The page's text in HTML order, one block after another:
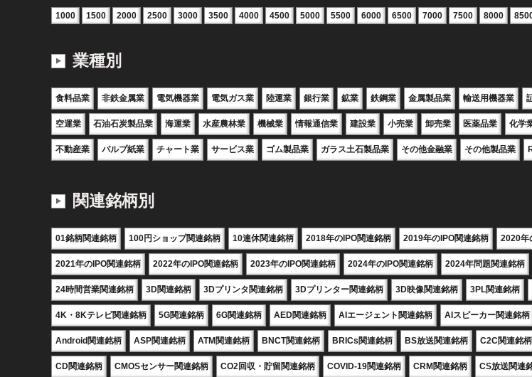
1000 1500 2000 2500 3000 3500 4000 4500 5000 5500 6000 6500 7000 7500 8000
業種別
食料品業 非鉄金属業 電気機器業 電気ガス業 陸運業 銀行業 鉱業 鉄鋼業 金属製品業 輸送用機器業
空運業 石油石炭製品業 海運業 水産農林業 機械業 情報通信業 建設業 小売業 卸売業 医薬品業 化学
不動産業 パルプ紙業 チャート業 サービス業 ゴム製品業 ガラス土石製品業 その他金融業 その他製品業
関連銘柄別
01銘柄関連銘柄 100円ショップ関連銘柄 10連休関連銘柄 2018年のIPO関連銘柄 2019年のIPO関連銘柄 2020年
2021年のIPO関連銘柄 2022年のIPO関連銘柄 2023年のIPO関連銘柄 2024年のIPO関連銘柄 2024年問題関連銘柄
24時間営業関連銘柄 3D関連銘柄 3Dプリンタ関連銘柄 3Dプリンター関連銘柄 3D映像関連銘柄 3PL関連銘柄
4K・8Kテレビ関連銘柄 5G関連銘柄 6G関連銘柄 AED関連銘柄 AIエージェント関連銘柄 AIスピーカー関連銘柄
Android関連銘柄 ASP関連銘柄 ATM関連銘柄 BNCT関連銘柄 BRICs関連銘柄 BS放送関連銘柄 C2C関連銘柄
CD関連銘柄 CMOSセンサー関連銘柄 CO2回収・貯留関連銘柄 COVID-19関連銘柄 CRM関連銘柄 CS放送関連